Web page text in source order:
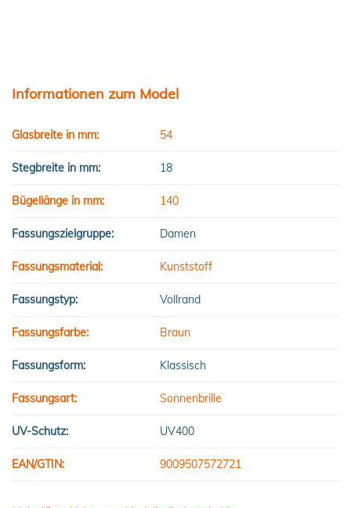
Informationen zum Model
Glasbreite in mm: 54
Stegbreite in mm: 18
Bügellänge in mm: 140
Fassungszielgruppe: Damen
Fassungsmaterial: Kunststoff
Fassungstyp: Vollrand
Fassungsfarbe: Braun
Fassungsform: Klassisch
Fassungsart: Sonnenbrille
UV-Schutz: UV400
EAN/GTIN: 9009507572721